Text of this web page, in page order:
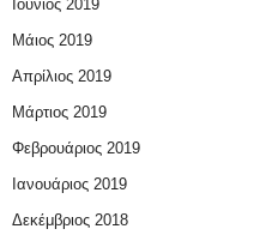
Ιούνιος 2019
Μάιος 2019
Απρίλιος 2019
Μάρτιος 2019
Φεβρουάριος 2019
Ιανουάριος 2019
Δεκέμβριος 2018